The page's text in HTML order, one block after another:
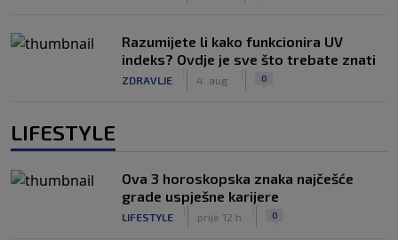
Razumijete li kako funkcionira UV
indeks? Ovdje je sve što trebate znati
ZDRAVLJE 4. aug. 0
LIFESTYLE
Ova 3 horoskopska znaka najčešće
grade uspješne karijere
LIFESTYLE prije 12 h 0